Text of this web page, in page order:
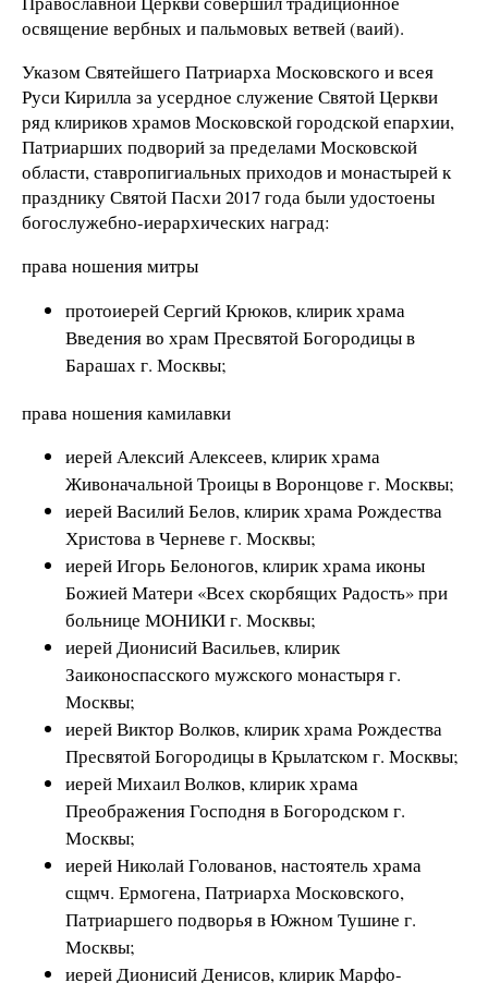
освящение вербных и пальмовых ветвей (ваий).
Указом Святейшего Патриарха Московского и всея
Руси Кирилла за усердное служение Святой Церкви
ряд клириков храмов Московской городской епархии,
Патриарших подворий за пределами Московской
области, ставропигиальных приходов и монастырей к
празднику Святой Пасхи 2017 года были удостоены
богослужебно-иерархических наград:
права ношения митры
протоиерей Сергий Крюков, клирик храма
Введения во храм Пресвятой Богородицы в
Барашах г. Москвы;
права ношения камилавки
иерей Алексий Алексеев, клирик храма
Живоначальной Троицы в Воронцове г. Москвы;
иерей Василий Белов, клирик храма Рождества
Христова в Черневе г. Москвы;
иерей Игорь Белоногов, клирик храма иконы
Божией Матери «Всех скорбящих Радость» при
больнице МОНИКИ г. Москвы;
иерей Дионисий Васильев, клирик
Заиконоспасского мужского монастыря г.
Москвы;
иерей Виктор Волков, клирик храма Рождества
Пресвятой Богородицы в Крылатском г. Москвы;
иерей Михаил Волков, клирик храма
Преображения Господня в Богородском г.
Москвы;
иерей Николай Голованов, настоятель храма
сщмч. Ермогена, Патриарха Московского,
Патриаршего подворья в Южном Тушине г.
Москвы;
иерей Дионисий Денисов, клирик Марфо-